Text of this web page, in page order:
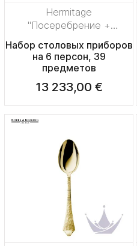
Hermitage
"Посеребрение +
сплошная позолота"
Набор столовых приборов
на 6 персон, 39
предметов
13 233,00 €